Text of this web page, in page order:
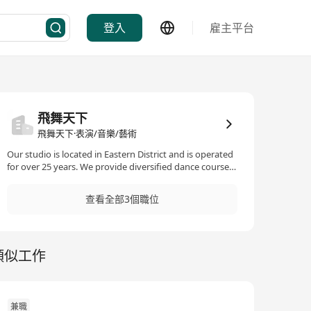
登入 雇主平台
飛舞天下
飛舞天下·表演/音樂/藝術
Our studio is located in Eastern District and is operated
for over 25 years. We provide diversified dance courses
查看全部3個職位
似工作
兼職